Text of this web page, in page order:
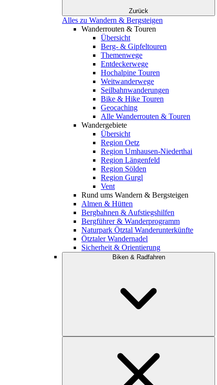
Zurück
Alles zu Wandern & Bergsteigen
Wanderrouten & Touren
Übersicht
Berg- & Gipfeltouren
Themenwege
Entdeckerwege
Hochalpine Touren
Weitwanderwege
Seilbahnwanderungen
Bike & Hike Touren
Geocaching
Alle Wanderrouten & Touren
Wandergebiete
Übersicht
Region Oetz
Region Umhausen-Niederthai
Region Längenfeld
Region Sölden
Region Gurgl
Vent
Rund ums Wandern & Bergsteigen
Almen & Hütten
Bergbahnen & Aufstiegshilfen
Bergführer & Wanderprogramm
Naturpark Ötztal Wanderunterkünfte
Ötztaler Wandernadel
Sicherheit & Orientierung
Biken & Radfahren